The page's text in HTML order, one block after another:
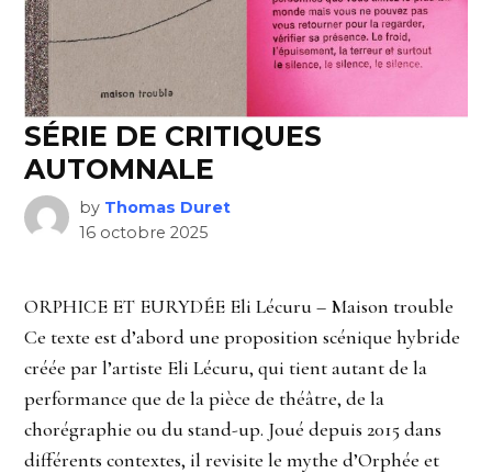
SÉRIE DE CRITIQUES
AUTOMNALE
by Thomas Duret
16 octobre 2025
ORPHICE ET EURYDÉE Eli Lécuru – Maison trouble
Ce texte est d’abord une proposition scénique hybride
créée par l’artiste Eli Lécuru, qui tient autant de la
performance que de la pièce de théâtre, de la
chorégraphie ou du stand-up. Joué depuis 2015 dans
différents contextes, il revisite le mythe d’Orphée et